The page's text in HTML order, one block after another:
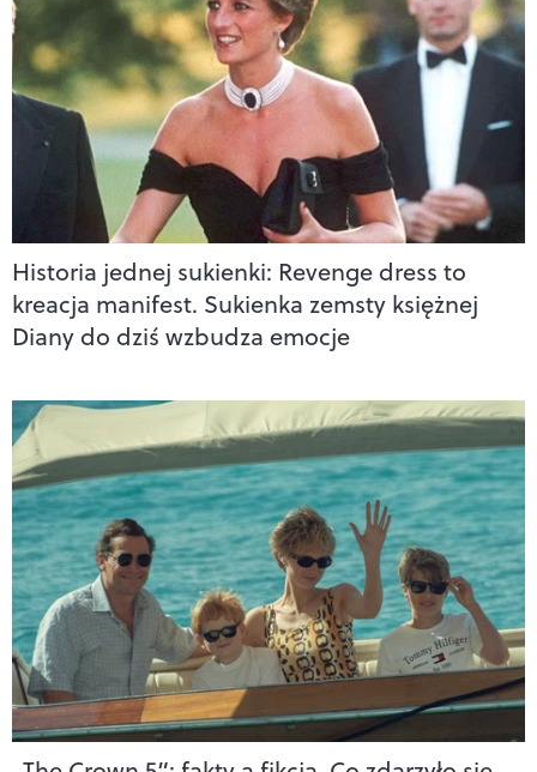
Historia jednej sukienki: Revenge dress to
kreacja manifest. Sukienka zemsty księżnej
Diany do dziś wzbudza emocje